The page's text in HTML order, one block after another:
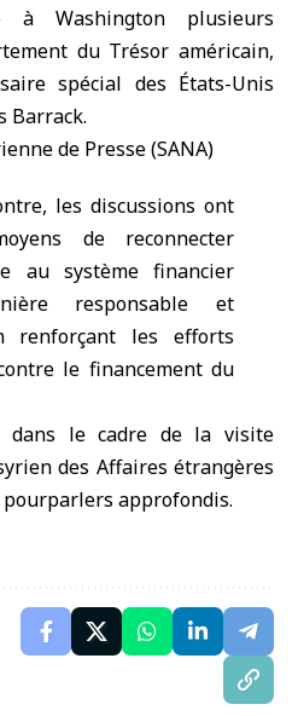
à Washington plusieurs
du Trésor américain,
spécial des États-Unis
Barrack.
les discussions ont
de reconnecter
au système financier
responsable et
renforçant les efforts
le financement du
dans le cadre de la visite
des Affaires étrangères
approfondis.